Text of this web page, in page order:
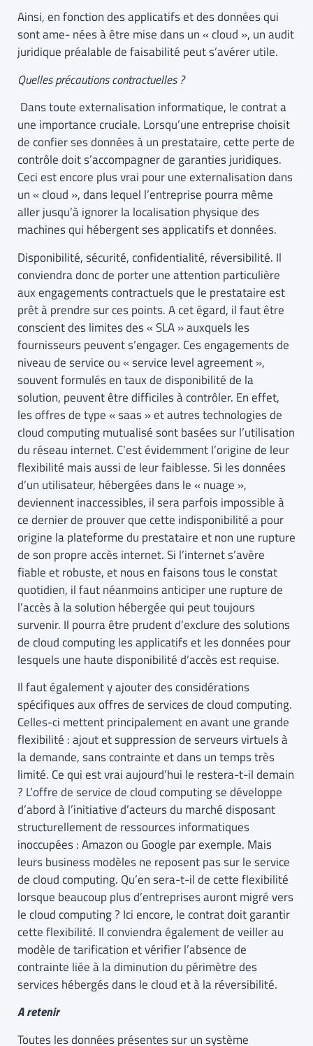
Ainsi, en fonction des applicatifs et des données qui
sont ame- nées à être mise dans un « cloud », un audit
juridique préalable de faisabilité peut s’avérer utile.
Quelles précautions contractuelles ?
Dans toute externalisation informatique, le contrat a
une importance cruciale. Lorsqu’une entreprise choisit
de confier ses données à un prestataire, cette perte de
contrôle doit s’accompagner de garanties juridiques.
Ceci est encore plus vrai pour une externalisation dans
un « cloud », dans lequel l’entreprise pourra même
aller jusqu’à ignorer la localisation physique des
machines qui hébergent ses applicatifs et données.
Disponibilité, sécurité, confidentialité, réversibilité. Il
conviendra donc de porter une attention particulière
aux engagements contractuels que le prestataire est
prêt à prendre sur ces points. A cet égard, il faut être
conscient des limites des « SLA » auxquels les
fournisseurs peuvent s’engager. Ces engagements de
niveau de service ou « service level agreement »,
souvent formulés en taux de disponibilité de la
solution, peuvent être difficiles à contrôler. En effet,
les offres de type « saas » et autres technologies de
cloud computing mutualisé sont basées sur l’utilisation
du réseau internet. C’est évidemment l’origine de leur
flexibilité mais aussi de leur faiblesse. Si les données
d’un utilisateur, hébergées dans le « nuage »,
deviennent inaccessibles, il sera parfois impossible à
ce dernier de prouver que cette indisponibilité a pour
origine la plateforme du prestataire et non une rupture
de son propre accès internet. Si l’internet s’avère
fiable et robuste, et nous en faisons tous le constat
quotidien, il faut néanmoins anticiper une rupture de
l’accès à la solution hébergée qui peut toujours
survenir. Il pourra être prudent d’exclure des solutions
de cloud computing les applicatifs et les données pour
lesquels une haute disponibilité d’accès est requise.
Il faut également y ajouter des considérations
spécifiques aux offres de services de cloud computing.
Celles-ci mettent principalement en avant une grande
flexibilité : ajout et suppression de serveurs virtuels à
la demande, sans contrainte et dans un temps très
limité. Ce qui est vrai aujourd’hui le restera-t-il demain
? L’offre de service de cloud computing se développe
d’abord à l’initiative d’acteurs du marché disposant
structurellement de ressources informatiques
inoccupées : Amazon ou Google par exemple. Mais
leurs business modèles ne reposent pas sur le service
de cloud computing. Qu’en sera-t-il de cette flexibilité
lorsque beaucoup plus d’entreprises auront migré vers
le cloud computing ? Ici encore, le contrat doit garantir
cette flexibilité. Il conviendra également de veiller au
modèle de tarification et vérifier l’absence de
contrainte liée à la diminution du périmètre des
services hébergés dans le cloud et à la réversibilité.
A retenir
Toutes les données présentes sur un système